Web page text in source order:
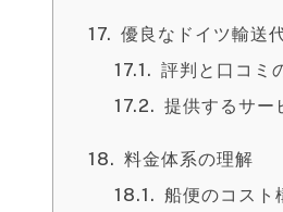
優良なドイツ輸送
評判と口コミ
提供するサー
料金体系の理解
船便のコスト